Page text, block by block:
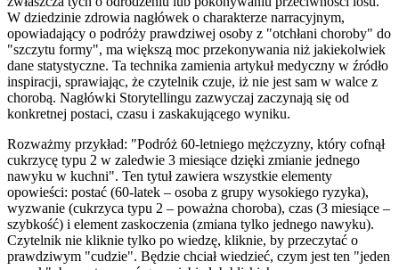
W dziedzinie zdrowia nagłówek o charakterze narracyjnym,
opowiadający o podróży prawdziwej osoby z "otchłani choroby" do
"szczytu formy", ma większą moc przekonywania niż jakiekolwiek
dane statystyczne. Ta technika zamienia artykuł medyczny w źródło
inspiracji, sprawiając, że czytelnik czuje, iż nie jest sam w walce z
chorobą. Nagłówki Storytellingu zazwyczaj zaczynają się od
konkretnej postaci, czasu i zaskakującego wyniku.
Rozważmy przykład: "Podróż 60-letniego mężczyzny, który cofnął
cukrzycę typu 2 w zaledwie 3 miesiące dzięki zmianie jednego
nawyku w kuchni". Ten tytuł zawiera wszystkie elementy
opowieści: postać (60-latek – osoba z grupy wysokiego ryzyka),
wyzwanie (cukrzyca typu 2 – poważna choroba), czas (3 miesiące –
szybkość) i element zaskoczenia (zmiana tylko jednego nawyku).
Czytelnik nie kliknie tylko po wiedzę, kliknie, by przeczytać o
prawdziwym "cudzie". Będzie chciał wiedzieć, czym jest ten "jeden